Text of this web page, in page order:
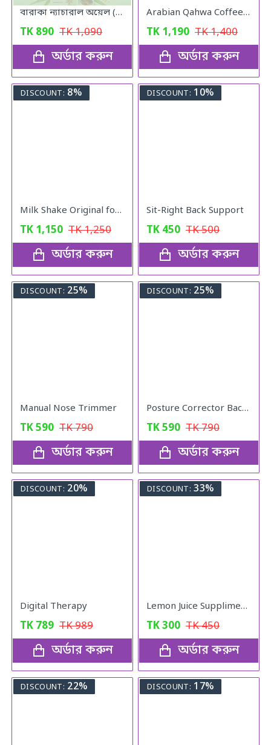
বারাকা ন্যাচারাল অয়েল (Baraka Natural oil) – 120 মিলি
TK 890 TK1,090
অর্ডার করুন
Arabian Qahwa Coffee – অরিজিনাল আরবীয় কফি
TK 1,190 TK1,400
অর্ডার করুন
DISCOUNT: 8%
Milk Shake Original for Healthy Weight
TK 1,150 TK1,250
অর্ডার করুন
DISCOUNT: 10%
Sit-Right Back Support
TK 450 TK500
অর্ডার করুন
DISCOUNT: 25%
Manual Nose Trimmer
TK590 TK790
অর্ডার করুন
DISCOUNT: 25%
Posture Corrector Back Adjustable Posture
TK590 TK790
অর্ডার করুন
DISCOUNT: 20%
Digital Therapy
TK 789 TK989
অর্ডার করুন
DISCOUNT: 33%
Lemon Juice Suppliment Weight Loss Lemon Juice 120g
TK300 TK450
অর্ডার করুন
DISCOUNT: 22% DISCOUNT: 17%